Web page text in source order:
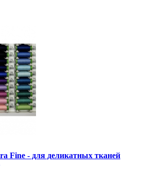
Fine - для деликатных тканей